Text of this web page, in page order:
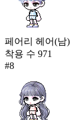
페어리 헤어(남)
착용 수 971
#8